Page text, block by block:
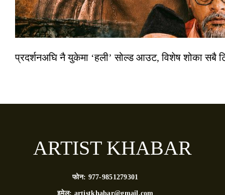
प्रदर्शनअघि नै युकेमा ‘हली’ सोल्ड आउट, विशेष शोका सबै
ARTIST KHABAR
फोन: 977-9851279301
इमेल: artistkhabar@gmail.com